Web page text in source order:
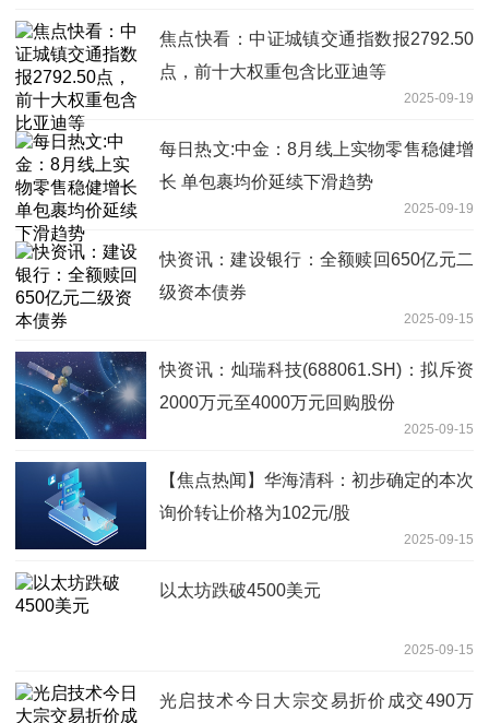
焦点快看：中证城镇交通指数报2792.50
点，前十大权重包含比亚迪等
2025-09-19
每日热文:中金：8月线上实物零售稳健增
长 单包裹均价延续下滑趋势
2025-09-19
快资讯：建设银行：全额赎回650亿元二
级资本债券
2025-09-15
快资讯：灿瑞科技(688061.SH)：拟斥资
2000万元至4000万元回购股份
2025-09-15
【焦点热闻】华海清科：初步确定的本次
询价转让价格为102元/股
2025-09-15
以太坊跌破4500美元
2025-09-15
光启技术今日大宗交易折价成交490万